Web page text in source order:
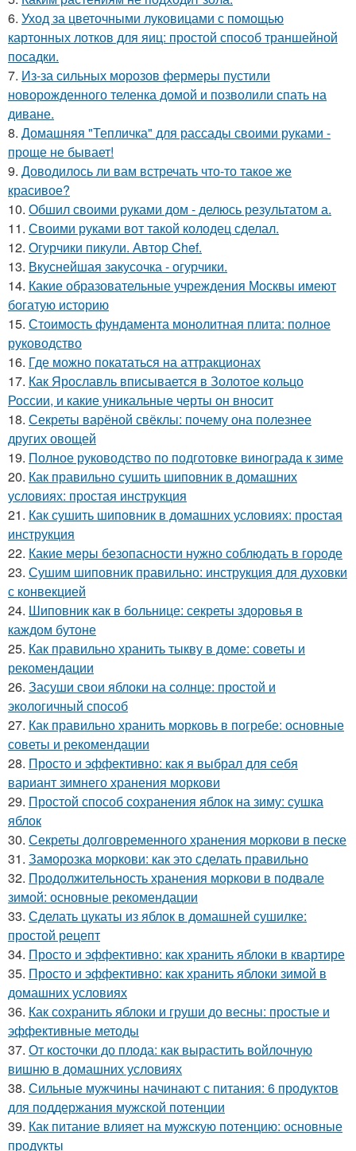
6. Уход за цветочными луковицами с помощью
картонных лотков для яиц: простой способ траншейной
посадки.
7. Из-за сильных морозов фермеры пустили
новорожденного теленка домой и позволили спать на
диване.
8. Домашняя "Тепличка" для рассады своими руками -
проще не бывает!
9. Доводилось ли вам встречать что-то такое же
красивое?
10. Обшил своими руками дом - делюсь результатом а.
11. Своими руками вот такой колодец сделал.
12. Огурчики пикули. Автор Chef.
13. Вкуснейшая закусочка - огурчики.
14. Какие образовательные учреждения Москвы имеют
богатую историю
15. Стоимость фундамента монолитная плита: полное
руководство
16. Где можно покататься на аттракционах
17. Как Ярославль вписывается в Золотое кольцо
России, и какие уникальные черты он вносит
18. Секреты варёной свёклы: почему она полезнее
других овощей
19. Полное руководство по подготовке винограда к зиме
20. Как правильно сушить шиповник в домашних
условиях: простая инструкция
21. Как сушить шиповник в домашних условиях: простая
инструкция
22. Какие меры безопасности нужно соблюдать в городе
23. Сушим шиповник правильно: инструкция для духовки
с конвекцией
24. Шиповник как в больнице: секреты здоровья в
каждом бутоне
25. Как правильно хранить тыкву в доме: советы и
рекомендации
26. Засуши свои яблоки на солнце: простой и
экологичный способ
27. Как правильно хранить морковь в погребе: основные
советы и рекомендации
28. Просто и эффективно: как я выбрал для себя
вариант зимнего хранения моркови
29. Простой способ сохранения яблок на зиму: сушка
яблок
30. Секреты долговременного хранения моркови в песке
31. Заморозка моркови: как это сделать правильно
32. Продолжительность хранения моркови в подвале
зимой: основные рекомендации
33. Сделать цукаты из яблок в домашней сушилке:
простой рецепт
34. Просто и эффективно: как хранить яблоки в квартире
35. Просто и эффективно: как хранить яблоки зимой в
домашних условиях
36. Как сохранить яблоки и груши до весны: простые и
эффективные методы
37. От косточки до плода: как вырастить войлочную
вишню в домашних условиях
38. Сильные мужчины начинают с питания: 6 продуктов
для поддержания мужской потенции
39. Как питание влияет на мужскую потенцию: основные
продукты